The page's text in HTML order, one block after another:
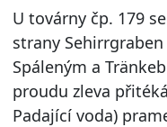
U továrny čp. 179
strany
Spáleným a
proudu zleva
Padající voda)